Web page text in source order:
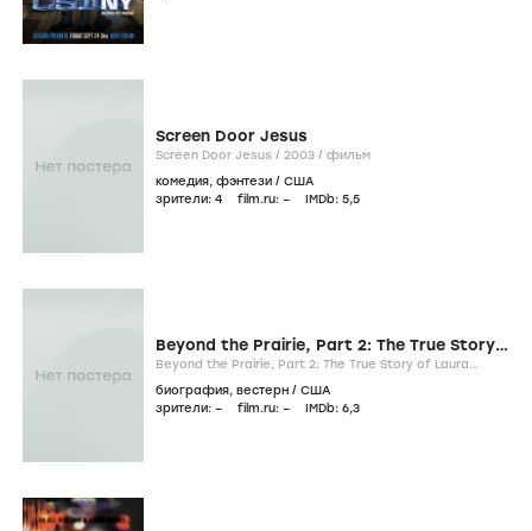
Screen Door Jesus
Screen Door Jesus / 2003 / фильм
комедия, фэнтези / США
зрители: 4 film.ru: – IMDb: 5,5
Beyond the Prairie, Part 2: The True Story
of Laura Ingalls Wilder
Beyond the Prairie, Part 2: The True Story of Laura
биография, вестерн / США
зрители: – film.ru: – IMDb: 6,3